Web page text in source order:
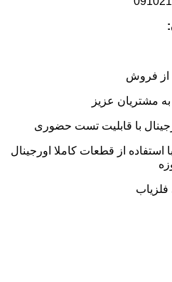
مشتریان عزیز
با قابلیت تست حضوری
استفاده از قطعات کاملا اورجینال
فلزیاب